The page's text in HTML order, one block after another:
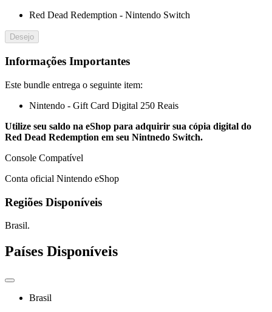
Red Dead Redemption - Nintendo Switch
Desejo
Informações Importantes
Este bundle entrega o seguinte item:
Nintendo - Gift Card Digital 250 Reais
Utilize seu saldo na eShop para adquirir sua cópia digital do
Red Dead Redemption em seu Nintnedo Switch.
Console Compatível
Conta oficial Nintendo eShop
Regiões Disponíveis
Brasil.
Países Disponíveis
Brasil